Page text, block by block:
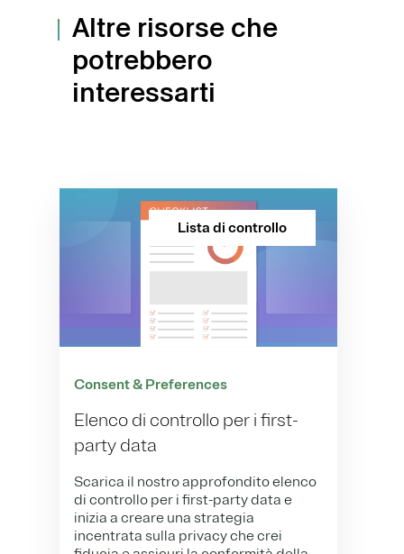
Altre risorse che
potrebbero
interessarti
Lista di controllo
Consent & Preferences
Elenco di controllo per i first-
party data
Scarica il nostro approfondito elenco
di controllo per i first-party data e
inizia a creare una strategia
incentrata sulla privacy che crei